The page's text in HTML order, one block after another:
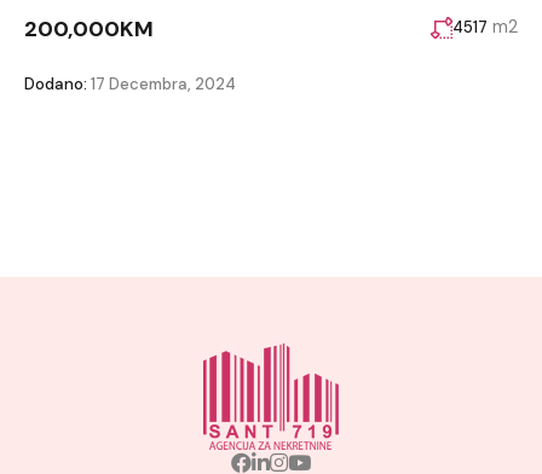
200,000KM 4517 m2
Dodano: 17 Decembra, 2024